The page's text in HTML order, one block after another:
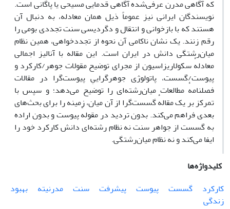
که آگاهی مدرن عرفی‌شدهٔ آگاهی قدمایی مسیحی یا پاگانی است.
نویسندگان ایرانی نیز عموماً ذیل همان معادله، به دنبال آن
هستند که با بازخوانی و انتقال و دگردیسی سنت تجددی بومی را
رقم زنند. یک نشان ناکامی آن نحوه از تجددخواهی، همین نظام
میان‌رشتگی دانش در ایران است. این مقاله با آنالیز اجمالی
معادلهٔ سکولاریزاسیون از مجرای توضیح مقولات جوهر/کارکرد و
پیوست/گسست، پاتولوژی جوهرگراییِ پیوست‌گرا در مقالات
فصلنامهٔ مطالعات میان‌رشته‌ای را توضیح می‌دهد؛ و سپس با
تمرکز بر یک مقالهٔ گسست‌گرا از آن میان، زمینه را برای بحث‌های
بعدی فراهم می‌کند. بدون تردید در مقولهٔ پیوست و بدون اراده
به گسست از جواهر سنت نه نظام رشته‌ای دانش کارکرد خود را
ایفا می‌کند و نه نظام میان‌رشتگی.
کلیدواژه‌ها
کارکرد
گسست پیوست پیشرفت سنت مدرنیته
بهبود
زندگی